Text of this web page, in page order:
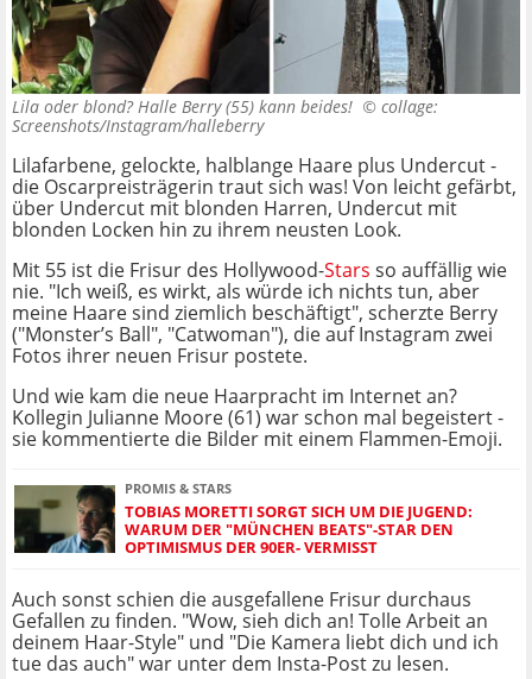
Lila oder blond? Halle Berry (55) kann beides! © collage:
Screenshots/Instagram/halleberry
Lilafarbene, gelockte, halblange Haare plus Undercut -
die Oscarpreisträgerin traut sich was! Von leicht gefärbt,
über Undercut mit blonden Harren, Undercut mit
blonden Locken hin zu ihrem neusten Look.
Mit 55 ist die Frisur des Hollywood-Stars so auffällig wie
nie. "Ich weiß, es wirkt, als würde ich nichts tun, aber
meine Haare sind ziemlich beschäftigt", scherzte Berry
("Monster’s Ball", "Catwoman"), die auf Instagram zwei
Fotos ihrer neuen Frisur postete.
Und wie kam die neue Haarpracht im Internet an?
Kollegin Julianne Moore (61) war schon mal begeistert -
sie kommentierte die Bilder mit einem Flammen-Emoji.
PROMIS & STARS
TOBIAS MORETTI SORGT SICH UM DIE JUGEND:
WARUM DER "MÜNCHEN BEATS"-STAR DEN
OPTIMISMUS DER 90ER- VERMISST
Auch sonst schien die ausgefallene Frisur durchaus
Gefallen zu finden. "Wow, sieh dich an! Tolle Arbeit an
deinem Haar-Style" und "Die Kamera liebt dich und ich
tue das auch" war unter dem Insta-Post zu lesen.